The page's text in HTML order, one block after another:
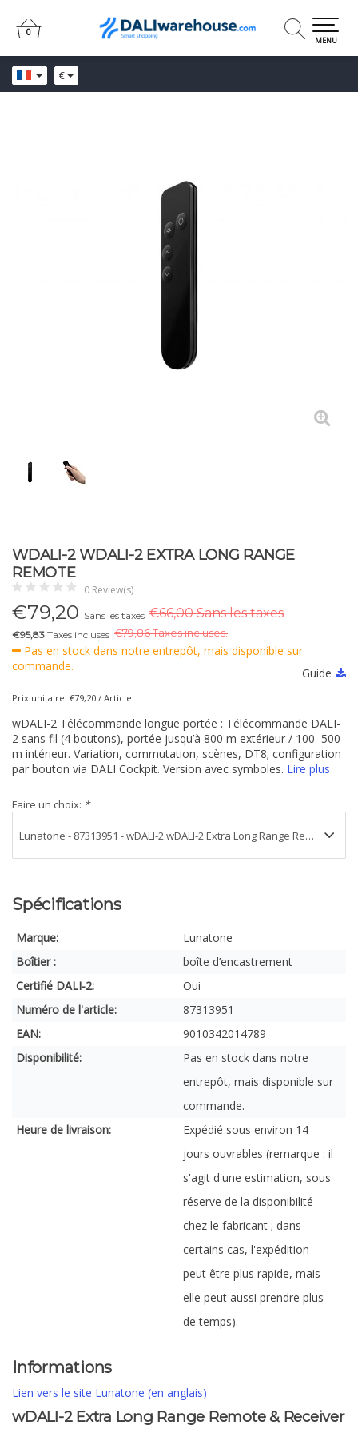
€
0
0
MENU
WDALI-2 WDALI-2 EXTRA LONG RANGE
REMOTE
0 Review(s)
€79,20 Sans les taxes €66,00 Sans les taxes
€95,83 Taxes incluses €79,86 Taxes incluses.
Pas en stock dans notre entrepôt, mais disponible sur
commande.
Guide
Prix unitaire: €79,20 / Article
wDALI-2 Télécommande longue portée : Télécommande DALI-
2 sans fil (4 boutons), portée jusqu’à 800 m extérieur / 100–500
m intérieur. Variation, commutation, scènes, DT8; configuration
par bouton via DALI Cockpit. Version avec symboles. Lire plus
Faire un choix: *
Spécifications
Marque:
Lunatone
Boîtier :
boîte d’encastrement
Certifié DALI-2:
Oui
Numéro de l'article:
87313951
EAN:
9010342014789
Disponibilité:
Pas en stock dans notre
entrepôt, mais disponible sur
commande.
Heure de livraison:
Expédié sous environ 14
jours ouvrables (remarque : il
s'agit d'une estimation, sous
réserve de la disponibilité
chez le fabricant ; dans
certains cas, l'expédition
peut être plus rapide, mais
elle peut aussi prendre plus
de temps).
Informations
Lien vers le site Lunatone (en anglais)
wDALI-2 Extra Long Range Remote & Receiver